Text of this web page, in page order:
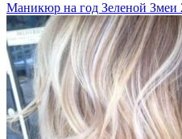
Маникюр на год Зеленой Змеи